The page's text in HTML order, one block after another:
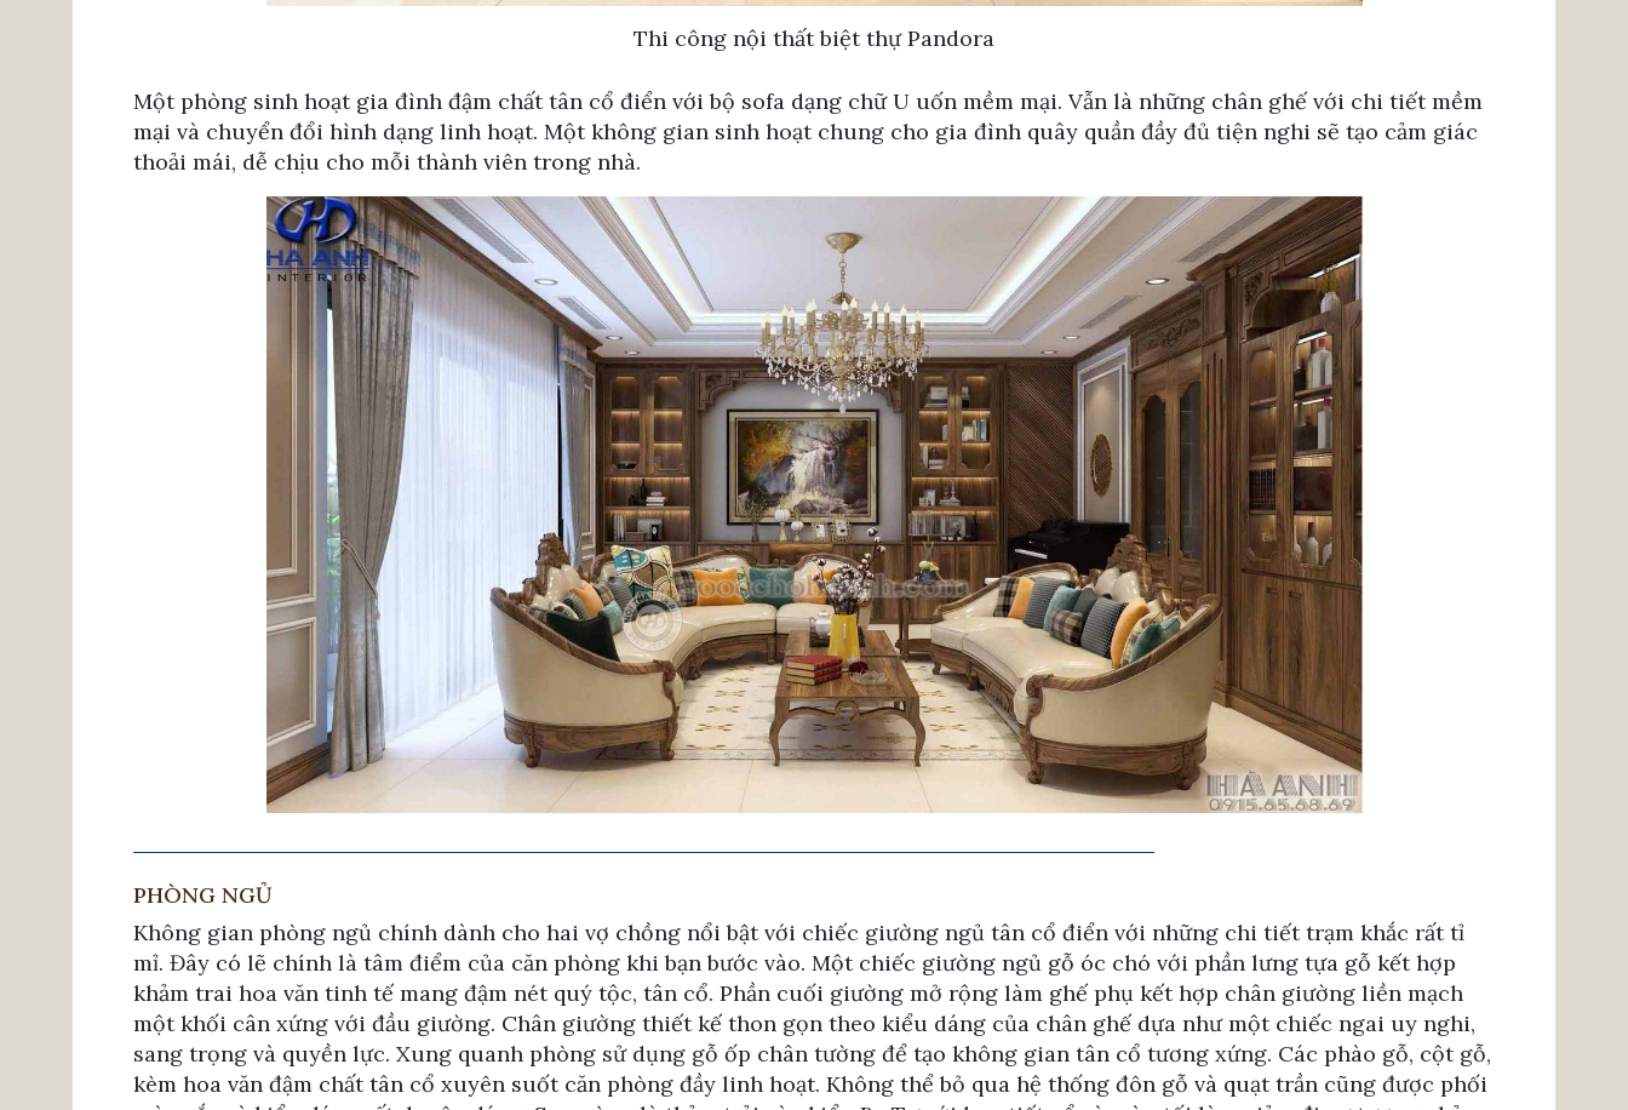
Thi công nội thất biệt thự Pandora
Một phòng sinh hoạt gia đình đậm chất tân cổ điển với bộ sofa dạng chữ U uốn mềm mại. Vẫn là những chân ghế với chi tiết mềm
mại và chuyển đổi hình dạng linh hoạt. Một không gian sinh hoạt chung cho gia đình quây quần đầy đủ tiện nghi sẽ tạo cảm giác
thoải mái, dễ chịu cho mỗi thành viên trong nhà.
PHÒNG NGỦ
Không gian phòng ngủ chính dành cho hai vợ chồng nổi bật với chiếc giường ngủ tân cổ điển với những chi tiết trạm khắc rất tỉ
mỉ. Đây có lẽ chính là tâm điểm của căn phòng khi bạn bước vào. Một chiếc giường ngủ gỗ óc chó với phần lưng tựa gỗ kết hợp
khảm trai hoa văn tinh tế mang đậm nét quý tộc, tân cổ. Phần cuối giường mở rộng làm ghế phụ kết hợp chân giường liền mạch
một khối cân xứng với đầu giường. Chân giường thiết kế thon gọn theo kiểu dáng của chân ghế dựa như một chiếc ngai uy nghi,
sang trọng và quyền lực. Xung quanh phòng sử dụng gỗ ốp chân tường để tạo không gian tân cổ tương xứng. Các phào gỗ, cột gỗ,
kèm hoa văn đậm chất tân cổ xuyên suốt căn phòng đầy linh hoạt. Không thể bỏ qua hệ thống đôn gỗ và quạt trần cũng được phối